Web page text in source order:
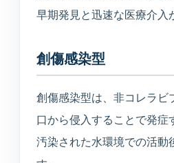
コラム
当院について
早期発見と迅速な医療介入
創傷感染型
創傷感染型は、非コレラビ
口から侵入することで発症
汚染された水環境での活動